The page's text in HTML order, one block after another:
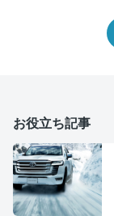
お役立ち記事